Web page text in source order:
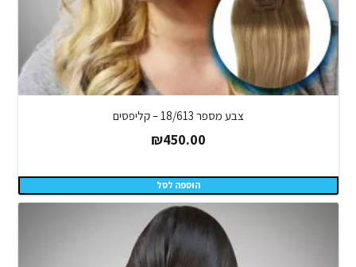
צבע מספר 18/613 – קליפסים
₪450.00
הוספה לסל